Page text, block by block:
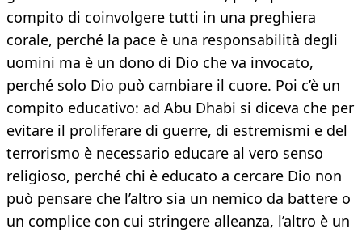
compito di coinvolgere tutti in una preghiera
corale, perché la pace è una responsabilità degli
uomini ma è un dono di Dio che va invocato,
perché solo Dio può cambiare il cuore. Poi c’è un
compito educativo: ad Abu Dhabi si diceva che per
evitare il proliferare di guerre, di estremismi e del
terrorismo è necessario educare al vero senso
religioso, perché chi è educato a cercare Dio non
può pensare che l’altro sia un nemico da battere o
un complice con cui stringere alleanza, l’altro è un